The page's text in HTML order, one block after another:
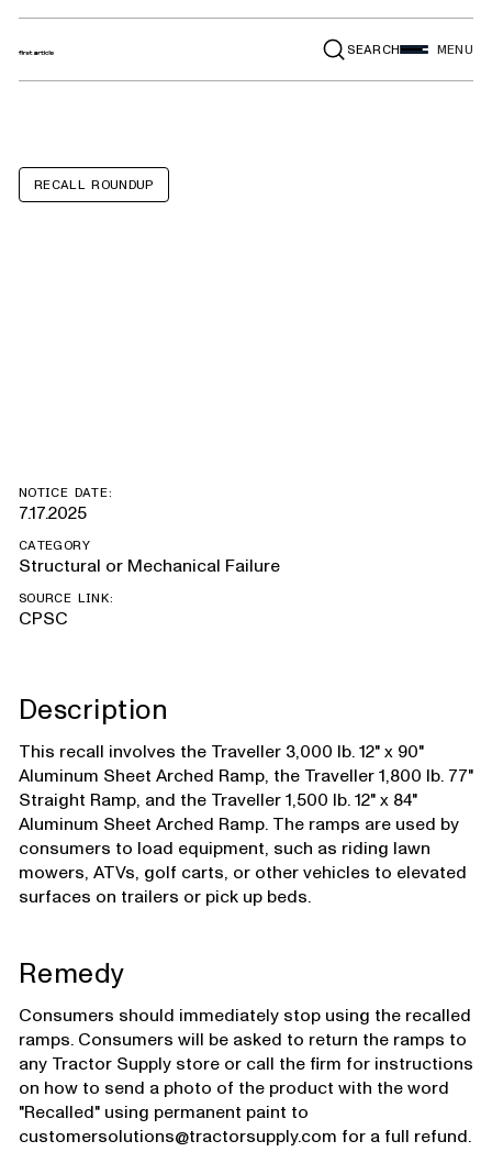
SEARCH MENU
RECALL ROUNDUP
NOTICE DATE:
7.17.2025
CATEGORY
Structural or Mechanical Failure
SOURCE LINK:
CPSC
Description
This recall involves the Traveller 3,000 lb. 12" x 90"
Aluminum Sheet Arched Ramp, the Traveller 1,800 lb. 77"
Straight Ramp, and the Traveller 1,500 lb. 12" x 84"
Aluminum Sheet Arched Ramp. The ramps are used by
consumers to load equipment, such as riding lawn
mowers, ATVs, golf carts, or other vehicles to elevated
surfaces on trailers or pick up beds.
Remedy
Consumers should immediately stop using the recalled
ramps. Consumers will be asked to return the ramps to
any Tractor Supply store or call the firm for instructions
on how to send a photo of the product with the word
"Recalled" using permanent paint to
customersolutions@tractorsupply.com for a full refund.